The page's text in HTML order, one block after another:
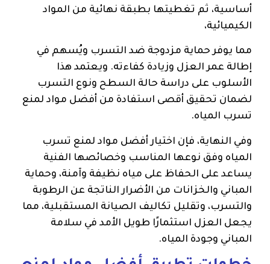
أساسية، ثم تغطيتها بطبقة نهائية من المواد
الكيميائية،
مما يوفر حماية مزدوجة ضد التسرب ويُسهم في
إطالة عمر العزل وزيادة كفاءته. ويعتمد هذا
الأسلوب على دراسة حالة السطح ونوع التسرب
لضمان تحقيق أقصى استفادة من أفضل مواد لمنع
تسرب المياه.
وفي النهاية، فإن اختيار أفضل مواد لمنع تسرب
المياه وفق نوعها المناسب وخصائصها الفنية
يساعد على الحفاظ على مياه نظيفة وآمنة، وحماية
المباني والخزانات من الأضرار الناتجة عن الرطوبة
والتسرب، وتقليل تكاليف الصيانة المستقبلية، مما
يجعل العزل استثمارًا طويل الأمد في سلامة
المباني وجودة المياه.